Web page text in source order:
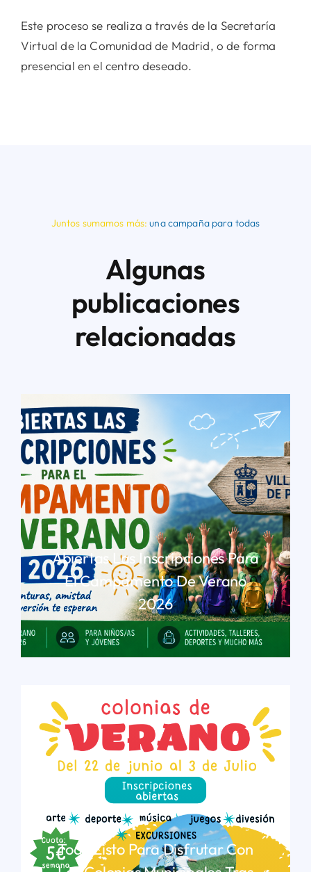
Este proceso se realiza a través de la Secretaría
Virtual de la Comunidad de Madrid, o de forma
presencial en el centro deseado.
Juntos sumamos más:una campaña para todas
Algunas
publicaciones
relacionadas
Abiertas Las Inscripciones Para
El Campamento De Verano
2026
LEER MÁS
Todo Listo Para Disfrutar Con